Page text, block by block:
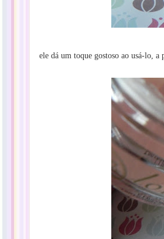
ele dá um toque gostoso ao usá-lo, a